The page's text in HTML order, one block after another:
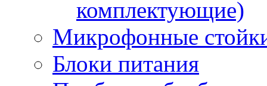
комплектующие)
Микрофонные
Блоки питания